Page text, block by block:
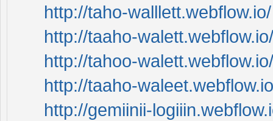
http://taho-walllett.webflow.io/
http://taaho-walett.webflow.io/
http://tahoo-walett.webflow.io/
http://taaho-
http://gemiinii-